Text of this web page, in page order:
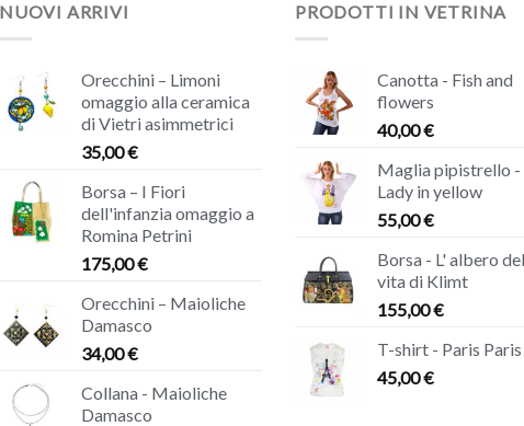
NUOVI ARRIVI
Orecchini – Limoni
omaggio alla ceramica
di Vietri asimmetrici
35,00€
Borsa – I Fiori
dell'infanzia omaggio a
Romina Petrini
175,00€
Orecchini – Maioliche
Damasco
34,00€
Collana - Maioliche
Damasco
PRODOTTI IN VETRINA
Canotta - Fish and
flowers
40,00€
Maglia pipistrello -
Lady in yellow
55,00€
Borsa - L' albero
vita di Klimt
155,00€
T-shirt - Paris Paris
45,00€